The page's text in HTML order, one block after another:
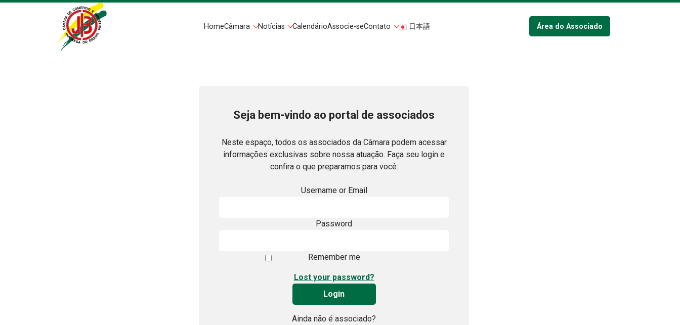
HomeCâmara Notícias CalendárioAssocie-seContato 日本語 Área do Associado
Seja bem-vindo ao portal de associados
Neste espaço, todos os associados da Câmara podem acessar
informações exclusivas sobre nossa atuação. Faça seu login e
confira o que preparamos para você:
Username or Email
Password
Remember me
Lost your password?
Ainda não é associado?